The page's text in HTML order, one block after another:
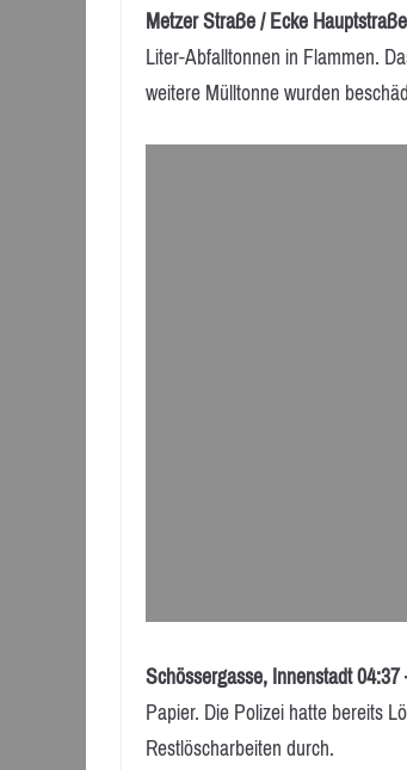
Metzer Straße / Ecke
Liter-Abfalltonnen in Flammen.
weitere Mülltonne wurden
Schössergasse, Innenstadt
Papier. Die Polizei hatte bereits
Restlöscharbeiten durch.